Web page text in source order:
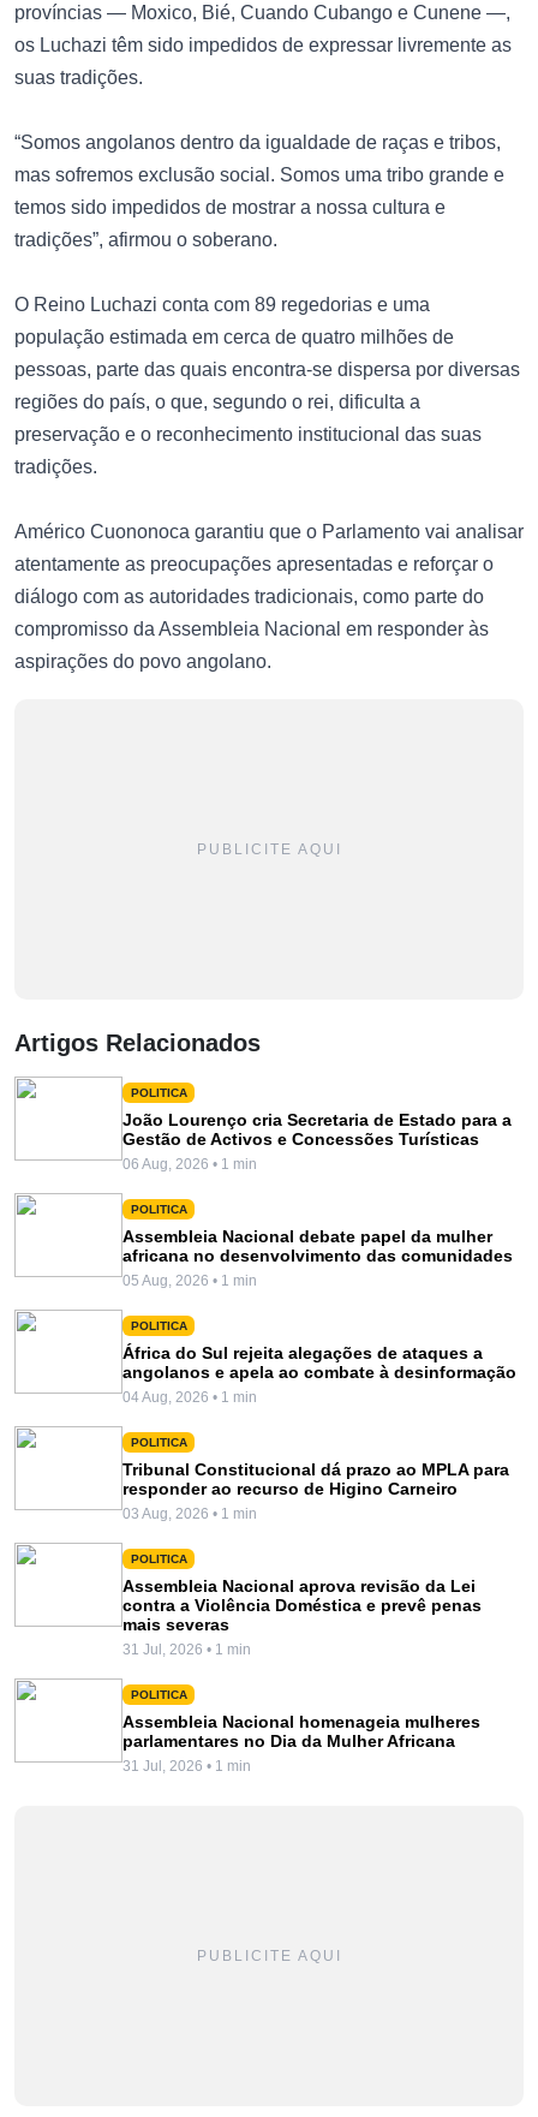
províncias — Moxico, Bié, Cuando Cubango e Cunene —,
os Luchazi têm sido impedidos de expressar livremente as
suas tradições.
“Somos angolanos dentro da igualdade de raças e tribos,
mas sofremos exclusão social. Somos uma tribo grande e
temos sido impedidos de mostrar a nossa cultura e
tradições”, afirmou o soberano.
O Reino Luchazi conta com 89 regedorias e uma
população estimada em cerca de quatro milhões de
pessoas, parte das quais encontra-se dispersa por diversas
regiões do país, o que, segundo o rei, dificulta a
preservação e o reconhecimento institucional das suas
tradições.
Américo Cuononoca garantiu que o Parlamento vai analisar
atentamente as preocupações apresentadas e reforçar o
diálogo com as autoridades tradicionais, como parte do
compromisso da Assembleia Nacional em responder às
aspirações do povo angolano.
PUBLICITE AQUI
Artigos Relacionados
POLITICA
João Lourenço cria Secretaria de Estado para a
Gestão de Activos e Concessões Turísticas
06 Aug, 2026 • 1 min
POLITICA
Assembleia Nacional debate papel da mulher
africana no desenvolvimento das comunidades
05 Aug, 2026 • 1 min
POLITICA
África do Sul rejeita alegações de ataques a
angolanos e apela ao combate à desinformação
04 Aug, 2026 • 1 min
POLITICA
Tribunal Constitucional dá prazo ao MPLA para
responder ao recurso de Higino Carneiro
03 Aug, 2026 • 1 min
POLITICA
Assembleia Nacional aprova revisão da Lei
contra a Violência Doméstica e prevê penas
mais severas
31 Jul, 2026 • 1 min
POLITICA
Assembleia Nacional homenageia mulheres
parlamentares no Dia da Mulher Africana
31 Jul, 2026 • 1 min
PUBLICITE AQUI